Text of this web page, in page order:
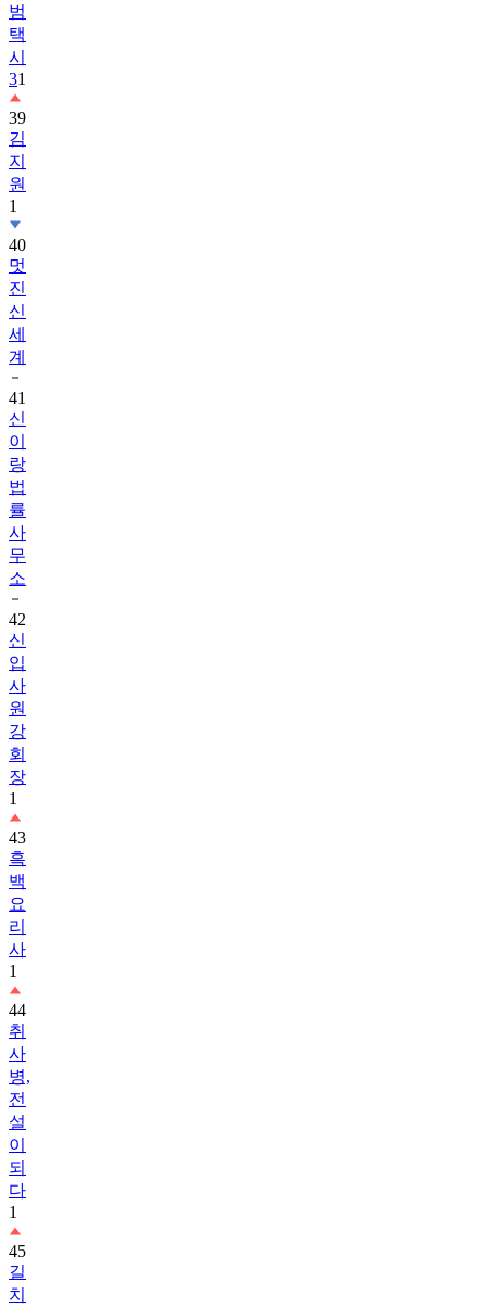
범
택
시
31
39
김
지
원
1
40
멋
진
신
세
계
41
신
이
랑
법
률
사
무
소
42
신
입
사
원
강
회
장
1
43
흑
백
요
리
사
1
44
취
사
병,
전
설
이
되
다
1
45
길
치